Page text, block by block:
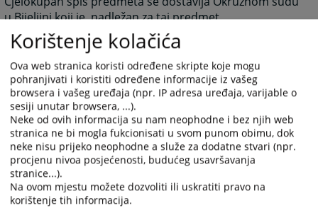
u Bijeljini koji je nadležan za taj predmet.
2810PREGLEDA
Korištenje kolačića
Ova web stranica koristi određene skripte koje mogu
pohranjivati i koristiti određene informacije iz vašeg
browsera i vašeg uređaja (npr. IP adresa uređaja, varijable o
sesiji unutar browsera, ...).
Neke od ovih informacija su nam neophodne i bez njih web
stranica ne bi mogla fukcionisati u svom punom obimu, dok
neke nisu prijeko neophodne a služe za dodatne stvari (npr.
procjenu nivoa posjećenosti, budućeg usavršavanja
stranice...).
Na ovom mjestu možete dozvoliti ili uskratiti pravo na
korištenje tih informacija.